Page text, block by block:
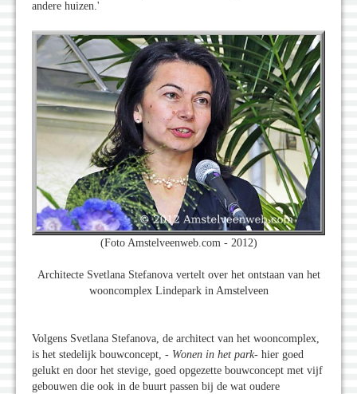
andere huizen.'
(Foto Amstelveenweb.com - 2012)
Architecte Svetlana Stefanova vertelt over het ontstaan van het
wooncomplex Lindepark in Amstelveen
Volgens Svetlana Stefanova, de architect van het wooncomplex,
is het stedelijk bouwconcept, - Wonen in het park- hier goed
gelukt en door het stevige, goed opgezette bouwconcept met vijf
gebouwen die ook in de buurt passen bij de wat oudere